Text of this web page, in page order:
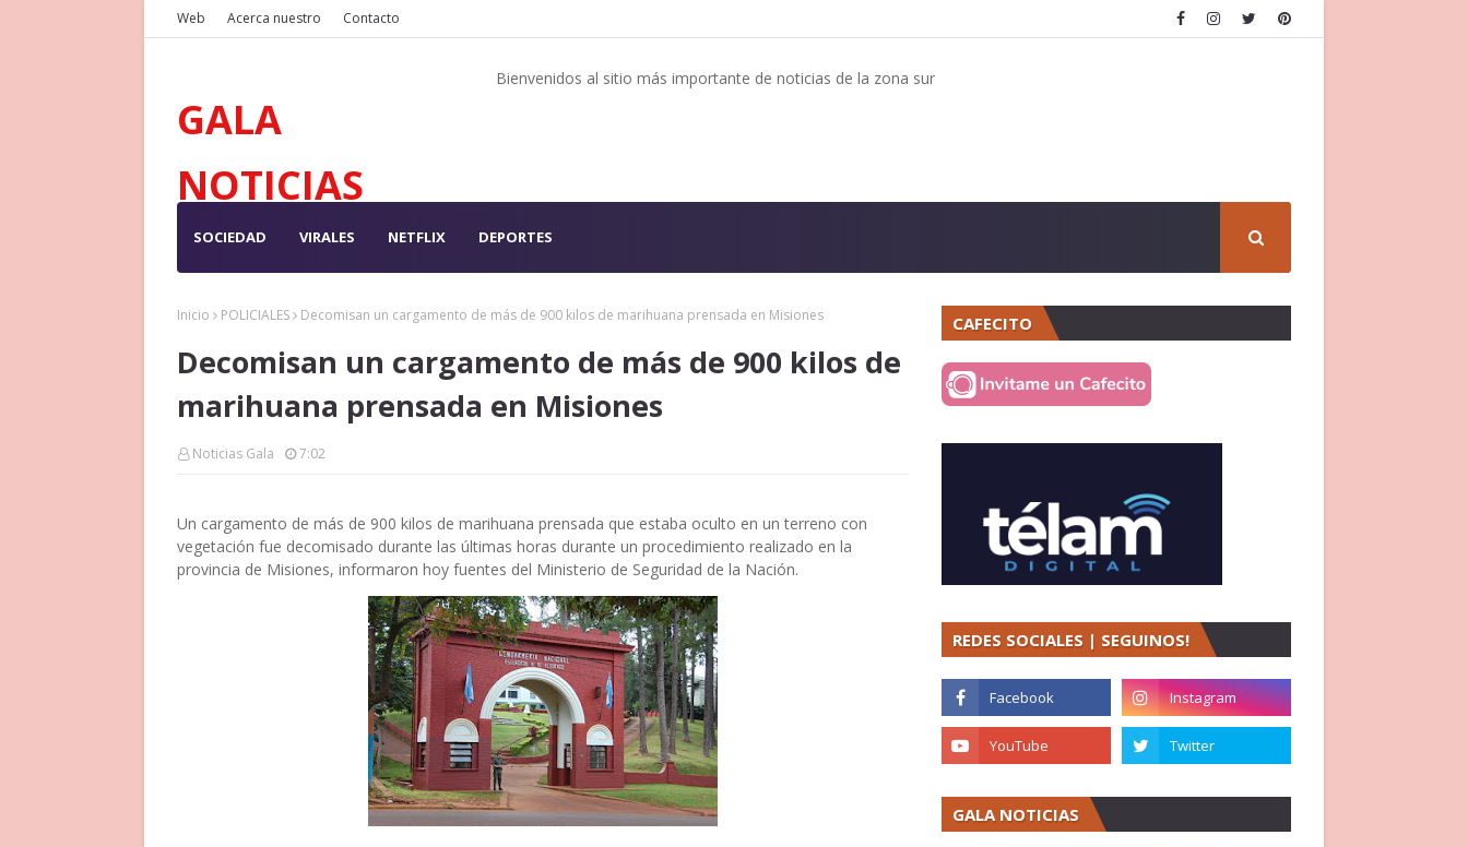
Web Acerca nuestro Contacto
GALA
NOTICIAS
Bienvenidos al sitio más importante de noticias de la zona sur
SOCIEDAD VIRALES NETFLIX DEPORTES
Inicio POLICIALES Decomisan un cargamento de más de 900 kilos de marihuana prensada en Misiones
Decomisan un cargamento de más de 900 kilos de
marihuana prensada en Misiones
Noticias Gala 7:02
Un cargamento de más de 900 kilos de marihuana prensada que estaba oculto en un terreno con
vegetación fue decomisado durante las últimas horas durante un procedimiento realizado en la
provincia de Misiones, informaron hoy fuentes del Ministerio de Seguridad de la Nación.
CAFECITO
REDES SOCIALES | SEGUINOS!
GALA NOTICIAS